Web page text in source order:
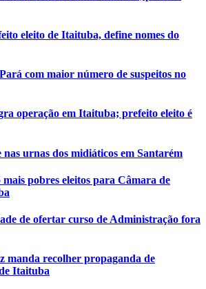
eleito de Itaituba, define nomes do
com maior número de suspeitos no
operação em Itaituba; prefeito eleito é
urnas dos midiáticos em Santarém
mais pobres eleitos para Câmara de
de ofertar curso de Administração fora
manda recolher propaganda de
Itaituba